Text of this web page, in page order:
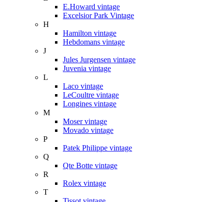
E.Howard vintage
Excelsior Park Vintage
H
Hamilton vintage
Hebdomans vintage
J
Jules Jurgensen vintage
Juvenia vintage
L
Laco vintage
LeCoultre vintage
Longines vintage
M
Moser vintage
Movado vintage
P
Patek Philippe vintage
Q
Qte Botte vintage
R
Rolex vintage
T